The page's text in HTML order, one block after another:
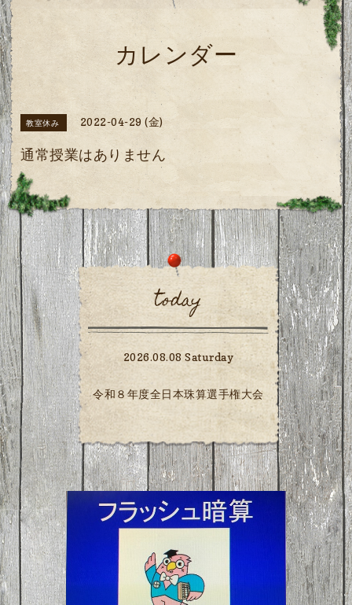
カレンダー
教室休み 2022-04-29 (金)
通常授業はありません
today
2026.08.08 Saturday
令和８年度全日本珠算選手権大会